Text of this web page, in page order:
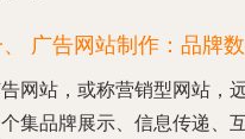
广告网站制作：品牌
网站，或称营销型网站，
集品牌展示、信息传递、